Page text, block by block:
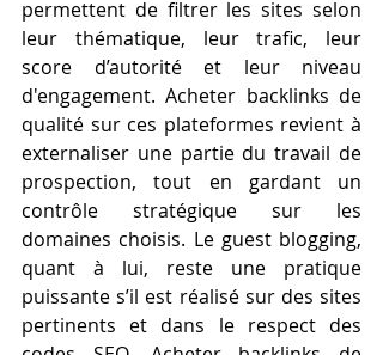
permettent de filtrer les sites selon
leur thématique, leur trafic, leur
score d’autorité et leur niveau
d'engagement. Acheter backlinks de
qualité sur ces plateformes revient à
externaliser une partie du travail de
prospection, tout en gardant un
contrôle stratégique sur les
domaines choisis. Le guest blogging,
quant à lui, reste une pratique
puissante s’il est réalisé sur des sites
pertinents et dans le respect des